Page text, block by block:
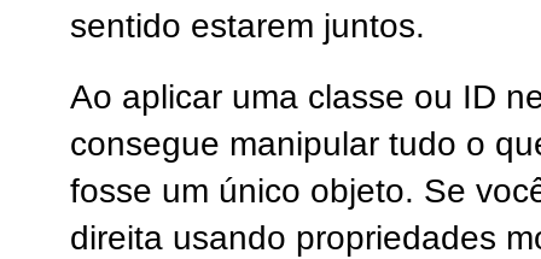
sentido estarem juntos.
Ao aplicar uma classe ou ID
consegue manipular tudo o
fosse um único objeto. Se
direita usando propriedades